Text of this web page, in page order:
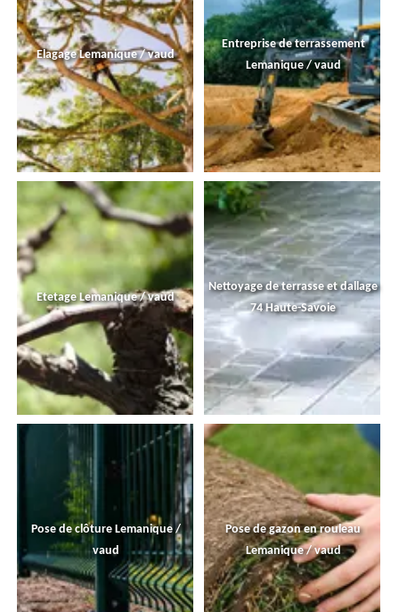
Elagage Lemanique / vaud
Entreprise de terrassement
Lemanique / vaud
Etetage Lemanique / vaud
Nettoyage de terrasse et dallage
74 Haute-Savoie
Pose de clôture Lemanique /
vaud
Pose de gazon en rouleau
Lemanique / vaud